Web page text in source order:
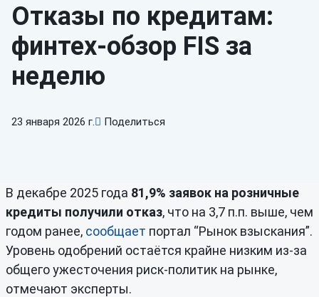
Отказы по кредитам:
финтех-обзор FIS за
неделю
23 января 2026 г. Поделиться
В декабре 2025 года 81,9% заявок на розничные
кредиты получили отказ, что на 3,7 п.п. выше, чем
годом ранее, сообщает портал “Рынок взыскания”.
Уровень одобрений остаётся крайне низким из-за
общего ужесточения риск-политик на рынке,
отмечают эксперты.